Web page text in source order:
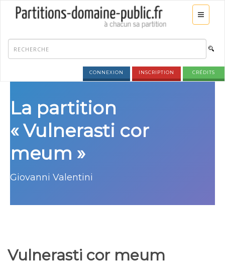
CONNEXION INSCRIPTION CRÉDITS
La partition
« Vulnerasti cor
meum »
Giovanni Valentini
Vulnerasti cor meum